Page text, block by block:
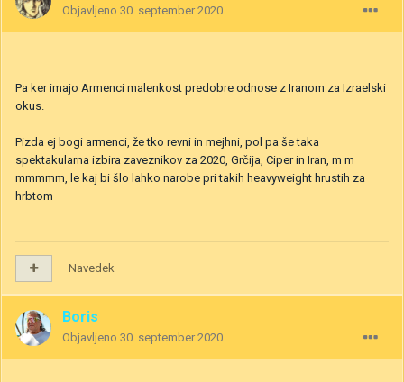
Objavljeno 30. september 2020
Pa ker imajo Armenci malenkost predobre odnose z Iranom za Izraelski
okus.
Pizda ej bogi armenci, že tko revni in mejhni, pol pa še taka
spektakularna izbira zaveznikov za 2020, Grčija, Ciper in Iran, m m
mmmmm, le kaj bi šlo lahko narobe pri takih heavyweight hrustih za
hrbtom
Navedek
Boris
Objavljeno 30. september 2020